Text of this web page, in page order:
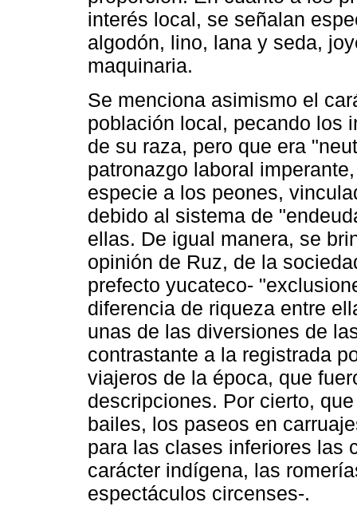
interés local, se señalan
algodón, lino, lana y seda,
maquinaria.
Se menciona asimismo el
población local, pecando los
de su raza, pero que era
patronazgo laboral
especie a los peones,
debido al sistema de
ellas. De igual manera, se
opinión de Ruz, de la
prefecto yucateco-
diferencia de riqueza entre
unas de las diversiones de
contrastante a la registrada
viajeros de la época, que
descripciones. Por cierto,
bailes, los paseos en
para las clases inferiores las
carácter indígena, las
espectáculos circenses-.